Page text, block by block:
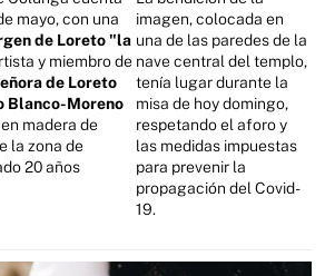
mayo, con una
de Loreto "la
y miembro de
de Loreto
Blanco-Moreno
madera de
la zona de
20 años
imagen, colocada en
una de las paredes de la
nave central del templo,
tenía lugar durante la
misa de hoy domingo,
respetando el aforo y
las medidas impuestas
para prevenir la
propagación del Covid-
19.